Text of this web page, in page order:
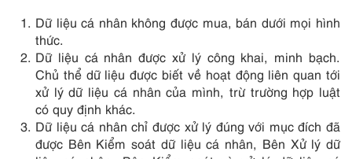
Dữ liệu cá nhân không được mua, bán dưới mọi hình
thức.
Dữ liệu cá nhân được xử lý công khai, minh bạch.
Chủ thể dữ liệu được biết về hoạt động liên quan tới
xử lý dữ liệu cá nhân của mình, trừ trường hợp luật
có quy định khác.
Dữ liệu cá nhân chỉ được xử lý đúng với mục đích đã
được Bên Kiểm soát dữ liệu cá nhân, Bên Xử lý dữ